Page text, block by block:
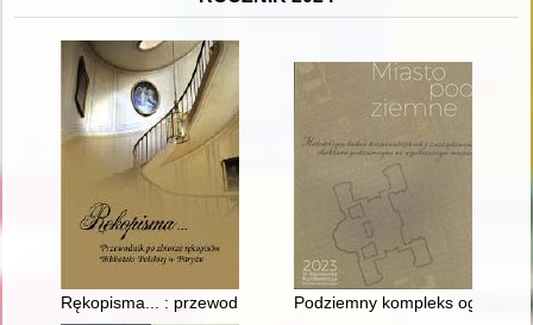
Rękopisma... : przewodnik po zbiorze rękopisów Biblioteki
Podziemny kompleks ogrodu